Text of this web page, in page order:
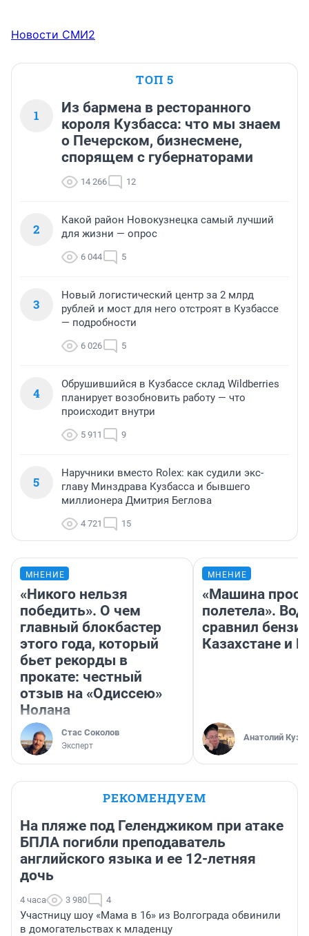
Новости СМИ2
ТОП 5
1
Из бармена в ресторанного
короля Кузбасса: что мы знаем
о Печерском, бизнесмене,
спорящем с губернаторами
14 266 12
2
Какой район Новокузнецка самый лучший
для жизни — опрос
6 044 5
3
Новый логистический центр за 2 млрд
рублей и мост для него отстроят в Кузбассе
— подробности
6 026 5
4
Обрушившийся в Кузбассе склад Wildberries
планирует возобновить работу — что
происходит внутри
5 911 9
5
Наручники вместо Rolex: как судили экс-
главу Минздрава Кузбасса и бывшего
миллионера Дмитрия Беглова
4 721 15
МНЕНИЕ
«Никого нельзя
победить». О чем
главный блокбастер
этого года, который
бьет рекорды в
прокате: честный
отзыв на «Одиссею»
Нолана
Стас Соколов
Эксперт
МНЕНИЕ
«Машина
полетела».
сравнил
Казахстане и
Анатолий
РЕКОМЕНДУЕМ
На пляже под Геленджиком при атаке
БПЛА погибли преподаватель
английского языка и ее 12-летняя
дочь
4 часа 3 980 4
Участницу шоу «Мама в 16» из Волгограда обвинили
в домогательствах к младенцу